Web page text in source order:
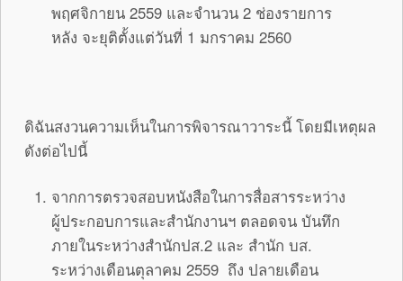
พฤศจิกายน 2559 และจำนวน 2 ช่องรายการ
หลัง จะยุติตั้งแต่วันที่ 1 มกราคม 2560
ดิฉันสงวนความเห็นในการพิจารณาวาระนี้ โดยมีเหตุผล
ดังต่อไปนี้
จากการตรวจสอบหนังสือในการสื่อสารระหว่าง
ผู้ประกอบการและสำนักงานฯ ตลอดจน บันทึก
ภายในระหว่างสำนักปส.2 และ สำนัก บส.
ระหว่างเดือนตุลาคม 2559 ถึง ปลายเดือน